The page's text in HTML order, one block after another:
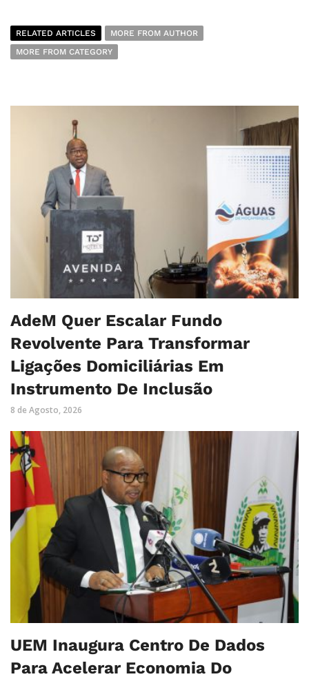
RELATED ARTICLES
MORE FROM AUTHOR
MORE FROM CATEGORY
AdeM Quer Escalar Fundo
Revolvente Para Transformar
Ligações Domiciliárias Em
Instrumento De Inclusão
8 de Agosto, 2026
UEM Inaugura Centro De Dados
Para Acelerar Economia Do